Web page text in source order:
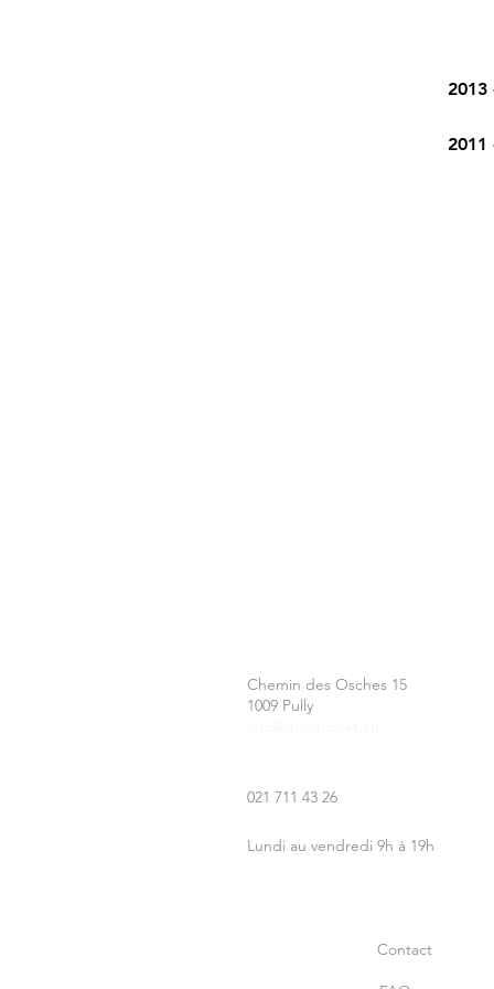
2013
2011
Chemin des Osches 15
1009 Pully
021 711 43 26
Lundi au vendredi 9h à 19h
Contact